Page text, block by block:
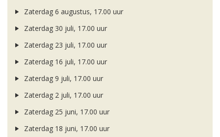
Zaterdag 6 augustus, 17.00 uur
Zaterdag 30 juli, 17.00 uur
Zaterdag 23 juli, 17.00 uur
Zaterdag 16 juli, 17.00 uur
Zaterdag 9 juli, 17.00 uur
Zaterdag 2 juli, 17.00 uur
Zaterdag 25 juni, 17.00 uur
Zaterdag 18 juni, 17.00 uur